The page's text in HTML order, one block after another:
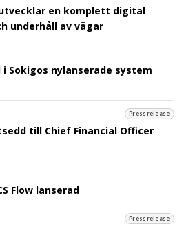
en komplett digital
underhåll av vägar
Sokigos nylanserade system
Pressrelease
till Chief Financial Officer
Flow lanserad
Pressrelease